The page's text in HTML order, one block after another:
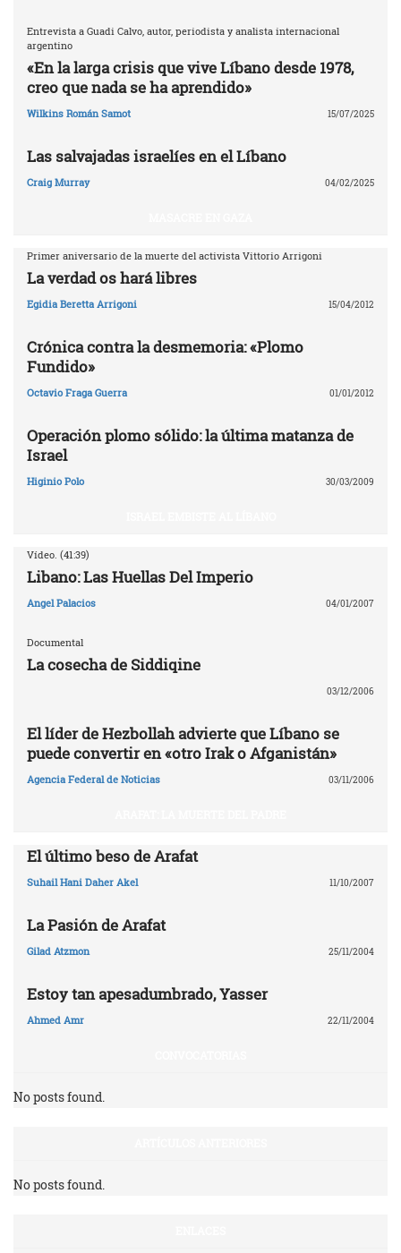
Entrevista a Guadi Calvo, autor, periodista y analista internacional
argentino
«En la larga crisis que vive Líbano desde 1978,
creo que nada se ha aprendido»
Wilkins Román Samot 15/07/2025
Las salvajadas israelíes en el Líbano
Craig Murray 04/02/2025
Primer aniversario de la muerte del activista Vittorio Arrigoni
La verdad os hará libres
Egidia Beretta Arrigoni 15/04/2012
Crónica contra la desmemoria: «Plomo
Fundido»
Octavio Fraga Guerra 01/01/2012
Operación plomo sólido: la última matanza de
Israel
Higinio Polo 30/03/2009
Vídeo. (41:39)
Libano: Las Huellas Del Imperio
Angel Palacios 04/01/2007
Documental
La cosecha de Siddiqine
03/12/2006
El líder de Hezbollah advierte que Líbano se
puede convertir en «otro Irak o Afganistán»
Agencia Federal de Noticias 03/11/2006
El último beso de Arafat
Suhail Hani Daher Akel 11/10/2007
La Pasión de Arafat
Gilad Atzmon 25/11/2004
Estoy tan apesadumbrado, Yasser
Ahmed Amr 22/11/2004
No posts found.
No posts found.